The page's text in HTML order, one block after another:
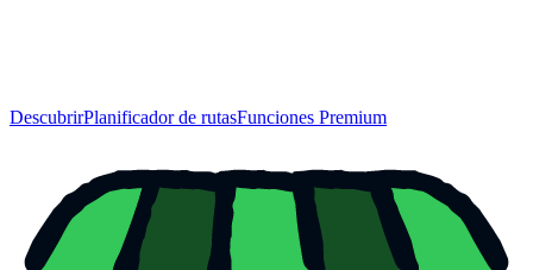
DescubrirPlanificador de rutasFunciones Premium